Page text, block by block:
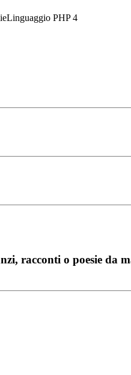
PHP 4
racconti o poesie da